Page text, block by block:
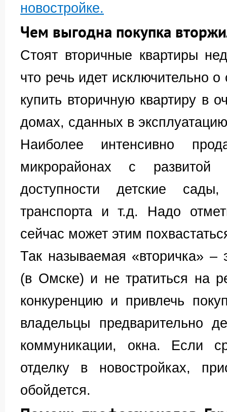
новостройке.
Чем выгодна покупка
Стоят вторичные квартиры
что речь идет исключительно
купить вторичную квартиру в
домах, сданных в
Наиболее интенсивно
микрорайонах с развитой
доступности детские
транспорта и т.д. Надо
сейчас может этим
Так называемая «вторичка» –
(в Омске) и не тратиться на
конкуренцию и привлечь
владельцы предварительно
коммуникации, окна. Если
отделку в новостройках,
обойдется.